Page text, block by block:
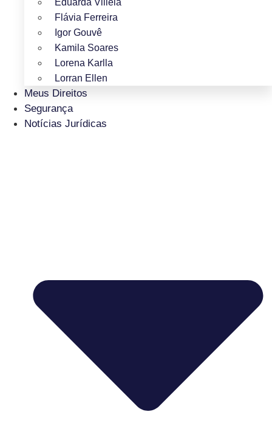
Eduarda Villela
Flávia Ferreira
Igor Gouvê
Kamila Soares
Lorena Karlla
Lorran Ellen
Meus Direitos
Segurança
Notícias Jurídicas